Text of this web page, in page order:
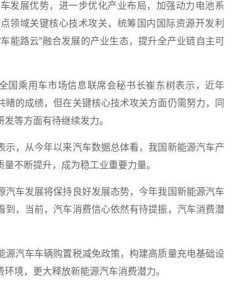
展优势，进一步优化产业布局，加强动力电池系
领域关键核心技术攻关，统筹国内国际资源开发利
能路云”融合发展的产业生态，提升全产业链自主可
乘用车市场信息联席会秘书长崔东树表示，近年
的成绩，但在关键核心技术攻关方面仍需努力，同
等方面有待继续发力。
，从今年以来汽车数据总体看，我国新能源汽车产
不断提升，成为稳工业重要力量。
车发展将保持良好发展态势，今年我国新能源汽车
到，当前，汽车消费信心依然有待提振，汽车消费潜
汽车车辆购置税减免政策，构建高质量充电基础设
境，更大释放新能源汽车消费潜力。